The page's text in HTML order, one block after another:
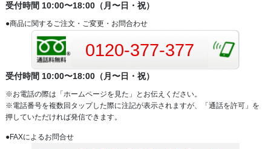
受付時間 10:00〜18:00（月〜日・祝）
●商品に関するご注文・ご変更・お問合わせ
0120-377-377
受付時間 10:00〜18:00（月〜日・祝）
※お電話の際は「ホームページを見た」とお伝えください。
※電話番号を複数回タップした際に注記が表示されますが、「通話を許可」を
押していただければ発信できます。
●FAXによるお問合せ